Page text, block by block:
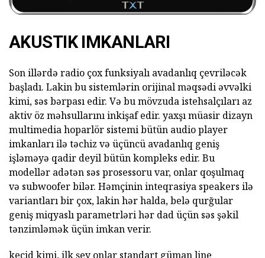
AKUSTIK IMKANLARI
Son illərdə radio çox funksiyalı avadanlıq çevriləcək
başladı. Lakin bu sistemlərin orijinal məqsədi əvvəlki
kimi, səs bərpası edir. Və bu mövzuda istehsalçıları az
aktiv öz məhsullarını inkişaf edir. yaxşı müasir dizayn
multimedia hoparlör sistemi bütün audio player
imkanları ilə təchiz və üçüncü avadanlıq geniş
işləməyə qadir deyil bütün kompleks edir. Bu
modellər adətən səs prosessoru var, onlar qoşulmaq
və subwoofer bilər. Həmçinin inteqrasiya speakers ilə
variantları bir çox, lakin hər halda, belə qurğular
geniş miqyaslı parametrləri hər dad üçün səs şəkil
tənzimləmək üçün imkan verir.
keçid kimi, ilk şey onlar standart güman line